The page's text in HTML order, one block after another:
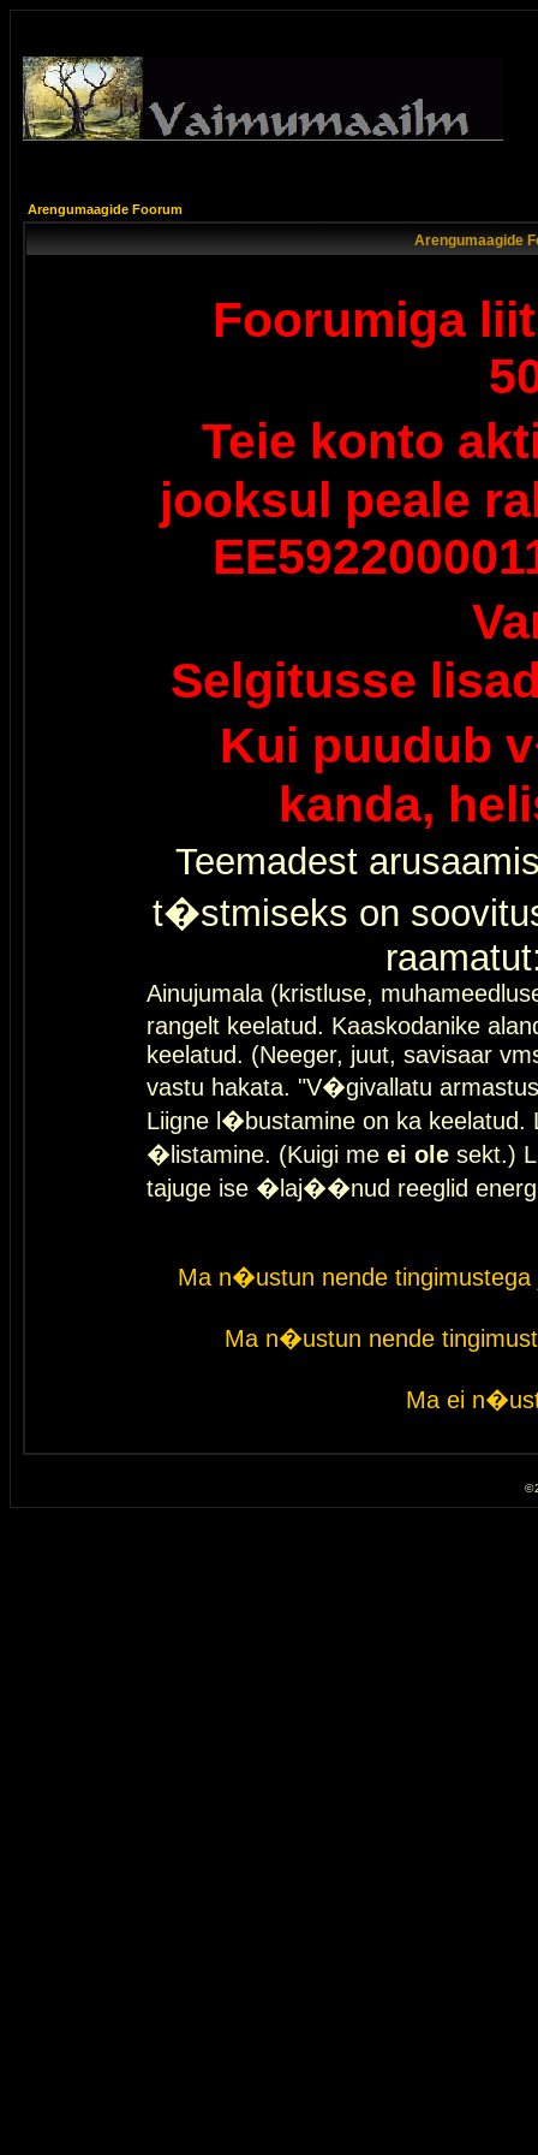
Arengumaagide Foorum
Arengumaagide
Foorumiga
Teie konto
jooksul peale
Selgitusse
Kui puudub
kanda,
Teemadest
t�stmiseks on
Ainujumala (kristluse,
rangelt keelatud. Kaaskodanike
keelatud. (Neeger, juut, savisaar
vastu hakata. "V�givallatu
Liigne l�bustamine on ka keelatud.
�listamine. (Kuigi me ei ole sekt.)
tajuge ise �laj��nud reeglid
Ma n�ustun nende
Ma n�ustun nende
Ma ei
©